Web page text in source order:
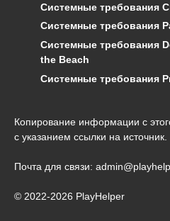
Системные требования
Системные требования
Системные требования
the Beach
Системные требования
Копирование информации с
с указанием ссылки на источник.
Почта для связи:
© 2022-2026 PlayHelper